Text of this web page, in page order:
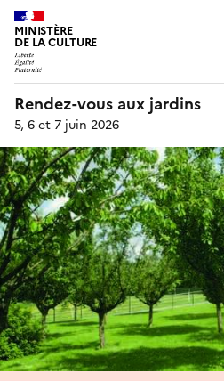
MINISTÈRE
DE LA CULTURE
Rendez-vous aux jardins
5, 6 et 7 juin 2026